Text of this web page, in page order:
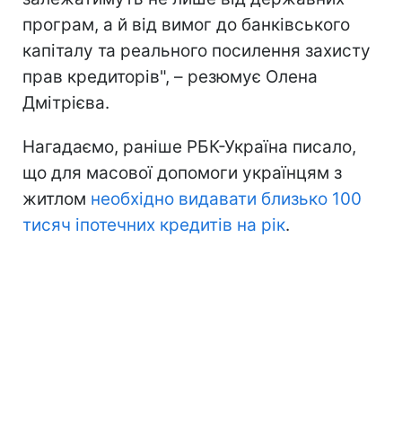
програм, а й від вимог до банківського
капіталу та реального посилення захисту
прав кредиторів", – резюмує Олена
Дмітрієва.
Нагадаємо, раніше РБК-Україна писало,
що для масової допомоги українцям з
житлом необхідно видавати близько 100
тисяч іпотечних кредитів на рік.